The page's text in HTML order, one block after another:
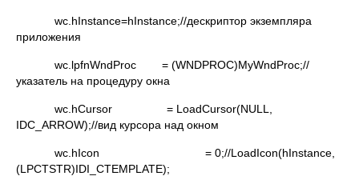
wc.hInstance=hInstance;//дескриптор экземпляра
приложения
wc.lpfnWndProc = (WNDPROC)MyWndProc;//
указатель на процедуру окна
wc.hCursor = LoadCursor(NULL,
IDC_ARROW);//вид курсора над окном
wc.hIcon = 0;//LoadIcon(hInstance,
(LPCTSTR)IDI_CTEMPLATE);